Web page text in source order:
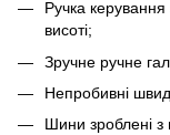
Ручка
висоті;
Зручне ручне
Непробивні
Шини зроблені з